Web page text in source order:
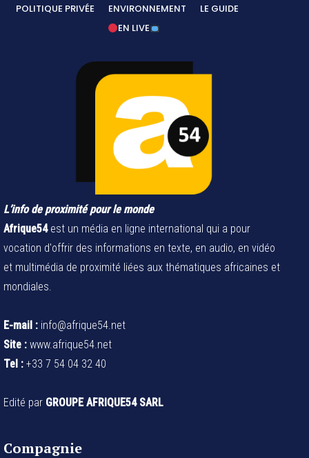
POLITIQUE PRIVÉE
ENVIRONNEMENT
LE GUIDE
EN LIVE
L’info de proximité pour le monde
Afrique54est un média en ligne international qui a pour
vocation d'offrir des informations en texte, en audio, en vidéo
et multimédia de proximité liées aux thématiques africaines et
mondiales.
E-mail : info@afrique54.net
Site : www.afrique54.net
Tel : +33 7 54 04 32 40
Edité par GROUPE AFRIQUE54 SARL
Compagnie